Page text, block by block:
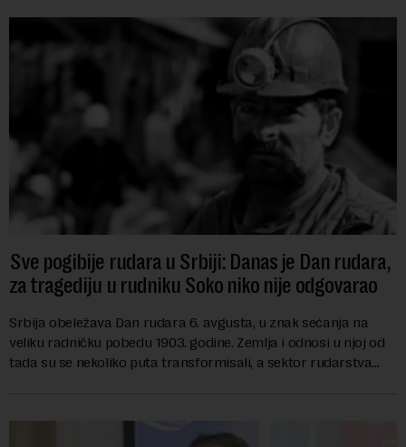
Sve pogibije rudara u Srbiji: Danas je Dan rudara,
za tragediju u rudniku Soko niko nije odgovarao
Srbija obeležava Dan rudara 6. avgusta, u znak sećanja na
veliku radničku pobedu 1903. godine. Zemlja i odnosi u njoj od
tada su se nekoliko puta transformisali, a sektor rudarstva